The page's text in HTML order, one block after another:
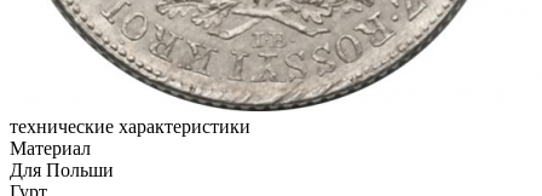
технические характеристики
Материал
Для Польши
Гурт